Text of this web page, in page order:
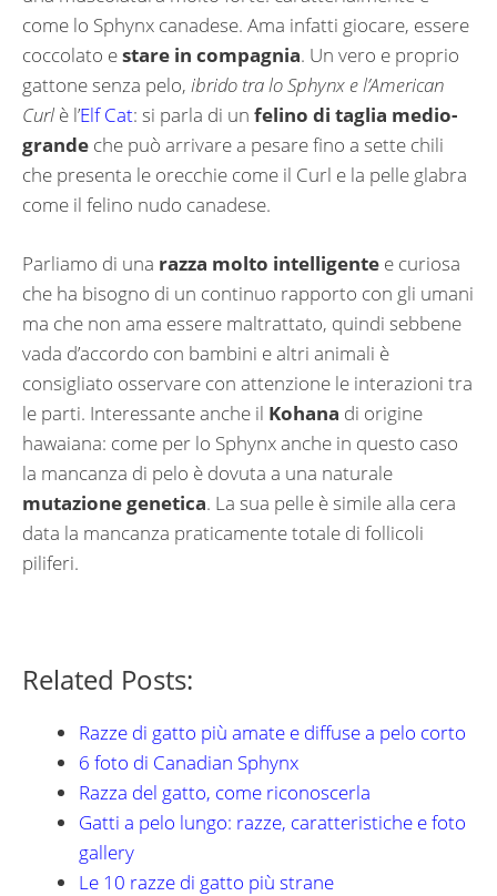
come lo Sphynx canadese. Ama infatti giocare, essere
coccolato estare in compagnia. Un vero e proprio
gattone senza pelo, ibrido tra lo Sphynx e l’American
Curl è l’Elf Cat: si parla di un felino di taglia medio-
grande che può arrivare a pesare fino a sette chili
che presenta le orecchie come il Curl e la pelle glabra
come il felino nudo canadese.
Parliamo di una razza molto intelligente e curiosa
che ha bisogno di un continuo rapporto con gli umani
ma che non ama essere maltrattato, quindi sebbene
vada d’accordo con bambini e altri animali è
consigliato osservare con attenzione le interazioni tra
le parti. Interessante anche il Kohana di origine
hawaiana: come per lo Sphynx anche in questo caso
la mancanza di pelo è dovuta a una naturale
mutazione genetica. La sua pelle è simile alla cera
data la mancanza praticamente totale di follicoli
piliferi.
Related Posts:
Razze di gatto più amate e diffuse a pelo corto
6 foto di Canadian Sphynx
Razza del gatto, come riconoscerla
Gatti a pelo lungo: razze, caratteristiche e foto
gallery
Le 10 razze di gatto più strane